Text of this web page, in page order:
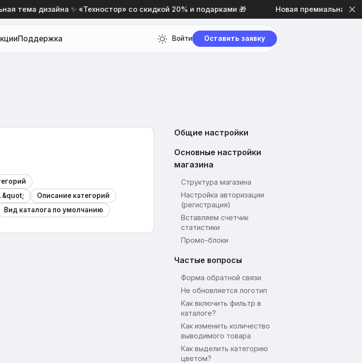
тема дизайна ✨ «Техностор» со скидкой 20% и подарками 🎁 Новая премиальная тема
Поддержка Войти Оставить заявку
Общие настройки
Основные настройки
магазина
Структура магазина
Настройка авторизации
(регистрация)
Вставляем счетчик
статистики
Промо-блоки
Частые вопросы
Форма обратной связи
Не обновляется логотип
Как включить фильтр в
каталоге?
Как изменить количество
выводимого товара
Как выделить категорию
цветом?
Описание категорий
Вид каталога по умолчанию